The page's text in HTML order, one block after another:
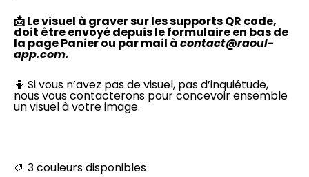
📩 Le visuel à graver sur les supports QR code,
doit être envoyé depuis le formulaire en bas de
la page Panier ou par mail àcontact@raoul-
app.com.
🤷 Si vous n’avez pas de visuel, pas d’inquiétude,
nous vous contacterons pour concevoir ensemble
un visuel à votre image.
🎨 3 couleurs disponibles